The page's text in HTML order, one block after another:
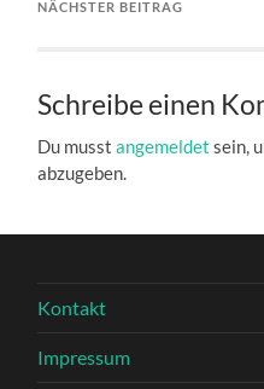
NÄCHSTER BEITRAG
Schreibe einen
Du musstangemeldet sein,
abzugeben.
Kontakt
Impressum